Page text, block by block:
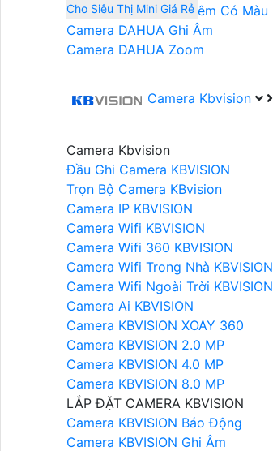
Camera Dahua Ban Đêm Có Màu
Camera DAHUA Ghi Âm
Camera DAHUA Zoom
Camera Kbvision
Camera Kbvision
Đầu Ghi Camera KBVISION
Trọn Bộ Camera KBvision
Camera IP KBVISION
Camera Wifi KBVISION
Camera Wifi 360 KBVISION
Camera Wifi Trong Nhà KBVISION
Camera Wifi Ngoài Trời KBVISION
Camera Ai KBVISION
Camera KBVISION XOAY 360
Camera KBVISION 2.0 MP
Camera KBVISION 4.0 MP
Camera KBVISION 8.0 MP
LẮP ĐẶT CAMERA KBVISION
Camera KBVISION Báo Động
Camera KBVISION Ghi Âm
Cho Siêu Thị Mini Giá Rẻ